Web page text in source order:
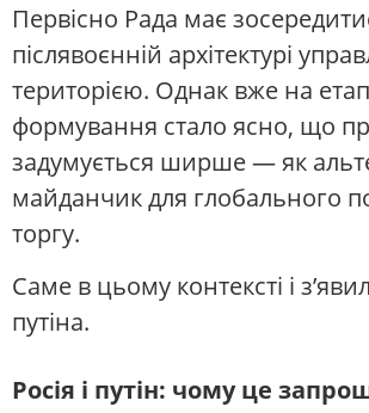
Первісно Рада має
післявоєнній архітектурі
територією. Однак вже на
формування стало ясно, що
задумується ширше — як
майданчик для глобального
торгу.
Саме в цьому контексті і
путіна.
Росія і путін: чому це